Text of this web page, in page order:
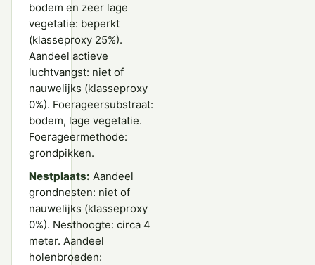
bodem en zeer lage
vegetatie: beperkt
(klasseproxy 25%).
Aandeel actieve
luchtvangst: niet of
nauwelijks (klasseproxy
0%). Foerageersubstraat:
bodem, lage vegetatie.
Foerageermethode:
grondpikken.
Nestplaats: Aandeel
grondnesten: niet of
nauwelijks (klasseproxy
0%). Nesthoogte: circa 4
meter. Aandeel
holenbroeden: